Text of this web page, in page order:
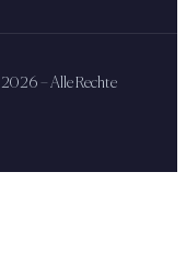
2026 – Alle Rechte